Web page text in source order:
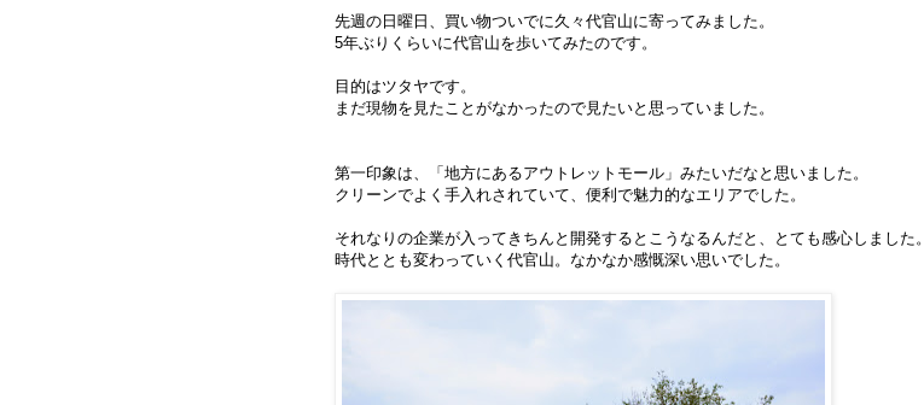
先週の日曜日、買い物ついでに久々代官山に寄ってみました。
5年ぶりくらいに代官山を歩いてみたのです。
目的はツタヤです。
まだ現物を見たことがなかったので見たいと思っていました。
第一印象は、「地方にあるアウトレットモール」みたいだなと思いました。
クリーンでよく手入れされていて、便利で魅力的なエリアでした。
それなりの企業が入ってきちんと開発するとこうなるんだと、とても感心しました。
時代ととも変わっていく代官山。なかなか感慨深い思いでした。